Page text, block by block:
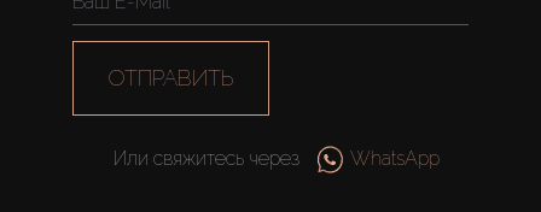
ОТПРАВИТЬ
Или свяжитесь через WhatsApp